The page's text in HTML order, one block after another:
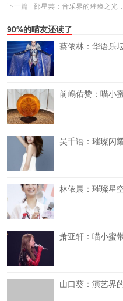
下一篇
邵星芸：音乐界的璀璨之光
90%的喵友还读了
蔡依林：华语乐
前嶋佑赞：喵小
吴千语：璀璨闪
林依晨：璀璨星
萧亚轩：喵小蜜
山口葵：演艺界